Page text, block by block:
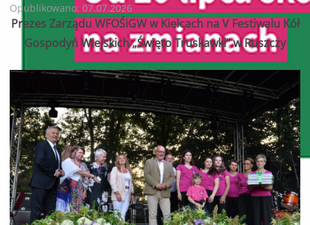
Opublikowano: 07.07.2026
Prezes Zarządu WFOŚiGW w Kielcach na V Festiwalu Kół
Gospodyń Wiejskich „Święto Truskawki” w Ruszczy